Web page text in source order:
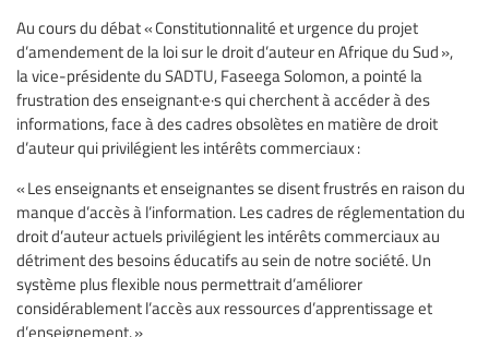
Au cours du débat « Constitutionnalité et urgence du projet
d’amendement de la loi sur le droit d’auteur en Afrique du Sud »,
la vice-présidente du SADTU, Faseega Solomon, a pointé la
frustration des enseignant·e·s qui cherchent à accéder à des
informations, face à des cadres obsolètes en matière de droit
d’auteur qui privilégient les intérêts commerciaux :
« Les enseignants et enseignantes se disent frustrés en raison du
manque d’accès à l’information. Les cadres de réglementation du
droit d’auteur actuels privilégient les intérêts commerciaux au
détriment des besoins éducatifs au sein de notre société. Un
système plus flexible nous permettrait d’améliorer
considérablement l’accès aux ressources d’apprentissage et
d’enseignement. »